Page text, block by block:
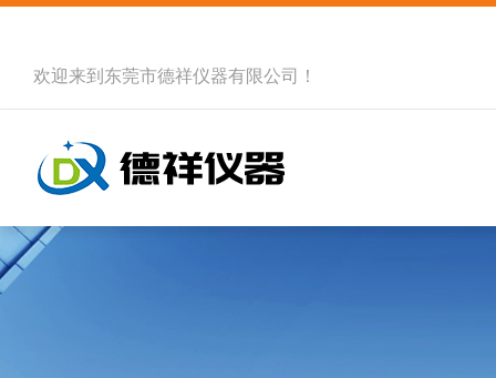
欢迎来到 东莞市德祥仪器有限公司 ！